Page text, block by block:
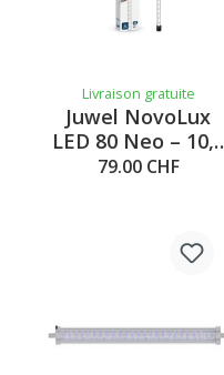
Livraison gratuite
Juwel NovoLux
LED 80 Neo – 10,5
W, blanc
79.00 CHF